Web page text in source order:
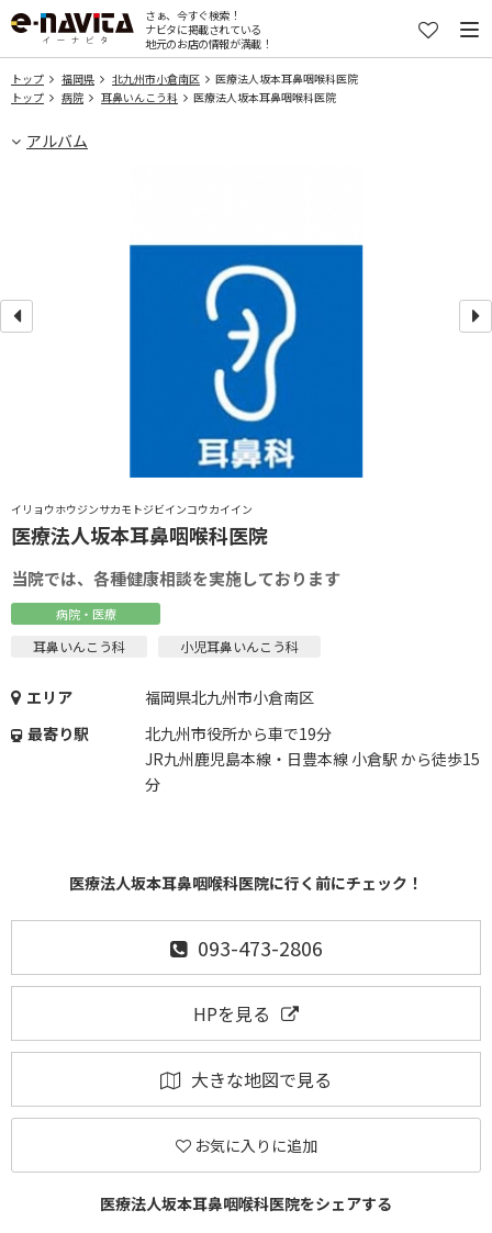
さぁ、今すぐ検索！
ナビタに掲載されている
地元のお店の情報が満載！
トップ 福岡県 北九州市小倉南区
医療法人坂本耳鼻咽喉科医院
トップ
病院 耳鼻いんこう科 医療法人坂本耳鼻咽喉科医院
アルバム
イリョウホウジンサカモトジビインコウカイイン
医療法人坂本耳鼻咽喉科医院
当院では、各種健康相談を実施しております
病院・医療
耳鼻いんこう科 小児耳鼻いんこう科
エリア
福岡県北九州市小倉南区
最寄り駅
北九州市役所から車で19分
JR九州鹿児島本線・日豊本線 小倉駅 から徒歩15
分
医療法人坂本耳鼻咽喉科医院に行く前にチェック！
093-473-2806
HPを見る
大きな地図で見る
お気に入りに追加
医療法人坂本耳鼻咽喉科医院をシェアする